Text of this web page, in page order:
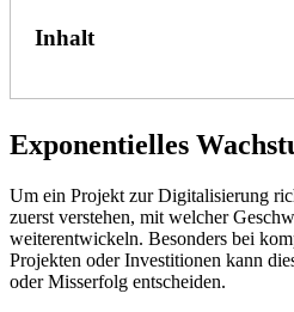
Inhalt
Exponentielles
Um ein Projekt zur Digitalisierung
zuerst verstehen, mit welcher
weiterentwickeln. Besonders bei
Projekten oder Investitionen kann
oder Misserfolg entscheiden.